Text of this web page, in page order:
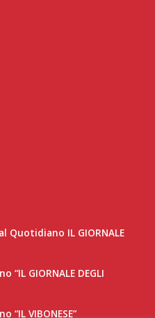
IL GIORNALE
GIORNALE DEGLI
VIBONESE”